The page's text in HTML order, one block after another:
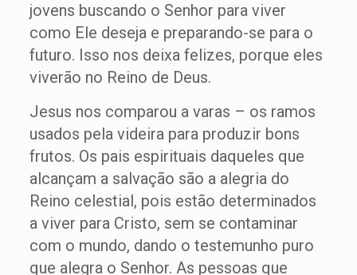
jovens buscando o Senhor para viver
como Ele deseja e preparando-se para o
futuro. Isso nos deixa felizes, porque eles
viverão no Reino de Deus.
Jesus nos comparou a varas – os ramos
usados pela videira para produzir bons
frutos. Os pais espirituais daqueles que
alcançam a salvação são a alegria do
Reino celestial, pois estão determinados
a viver para Cristo, sem se contaminar
com o mundo, dando o testemunho puro
que alegra o Senhor. As pessoas que